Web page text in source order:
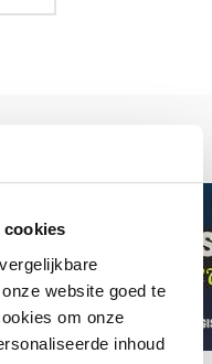
cookies
website goed te
om onze
inhoud